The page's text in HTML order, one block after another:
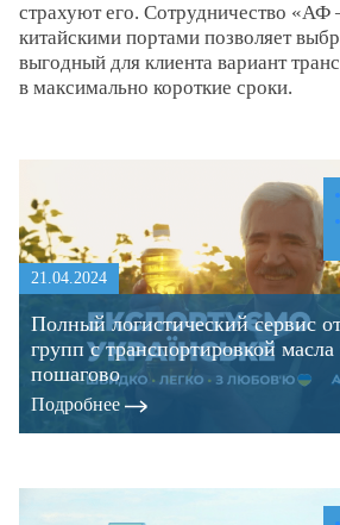
страхуют его. Сотрудничество
китайскими портами позволяет
выгодный для клиента вариант
в максимально короткие сроки.
21.04.2024
Полный логистический сервис
групп с транспортировкой
пошагово
Подробнее